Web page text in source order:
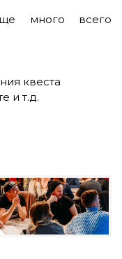
много всего
квеста
и т.д.